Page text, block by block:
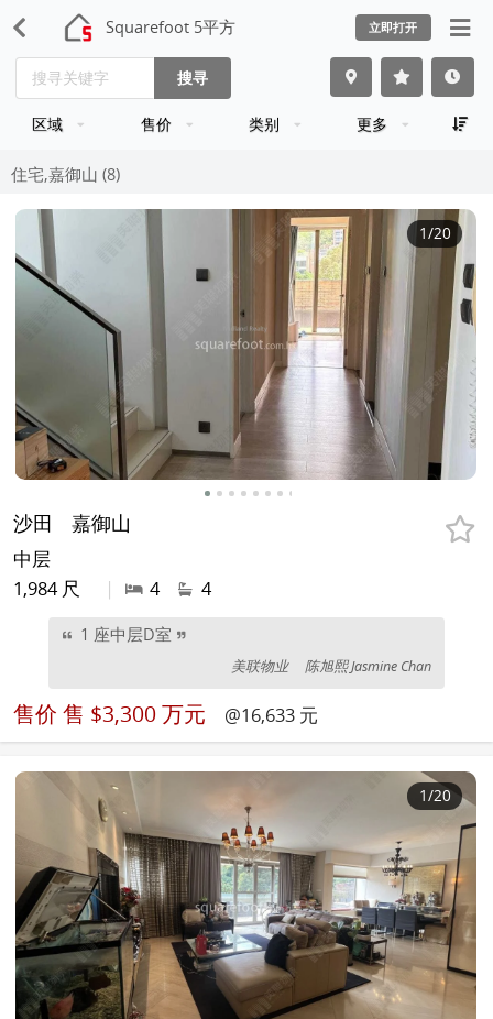
Squarefoot 5平方 立即打开
搜寻
区域 售价 类别 更多
住宅,嘉御山 (8)
1/20
沙田 嘉御山
中层
1,984 尺
| 4 4
1 座中层D室
美联物业 陈旭熙 Jasmine Chan
售价 售 $3,300 万元 @16,633 元
1/20